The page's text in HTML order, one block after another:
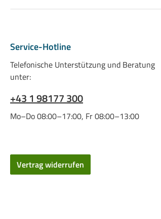
Service-Hotline
Telefonische Unterstützung und Beratung
unter:
+43 1 98177 300
Mo–Do 08:00–17:00, Fr 08:00–13:00
Vertrag widerrufen